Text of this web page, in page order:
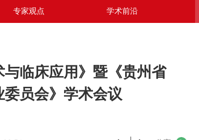
专家观点 学术前沿
临床应用》暨《贵州省
员会》学术会议